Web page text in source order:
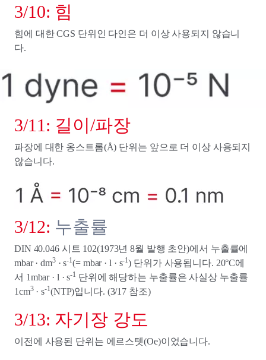
3/10: 힘
힘에 대한 CGS 단위인 다인은 더 이상 사용되지 않습니
다.
3/11: 길이/파장
파장에 대한 옹스트롬(Å) 단위는 앞으로 더 이상 사용되지
않습니다.
3/12: 누출률
DIN 40.046 시트 102(1973년 8월 발행 초안)에서 누출률에
mbar · dm3· s-1(= mbar · l · s-1) 단위가 사용됩니다. 20°C에
서 1mbar · l · s-1 단위에 해당하는 누출률은 사실상 누출률
1cm3· s-1(NTP)입니다. (3/17 참조)
3/13: 자기장 강도
이전에 사용된 단위는 에르스텟(Oe)이었습니다.